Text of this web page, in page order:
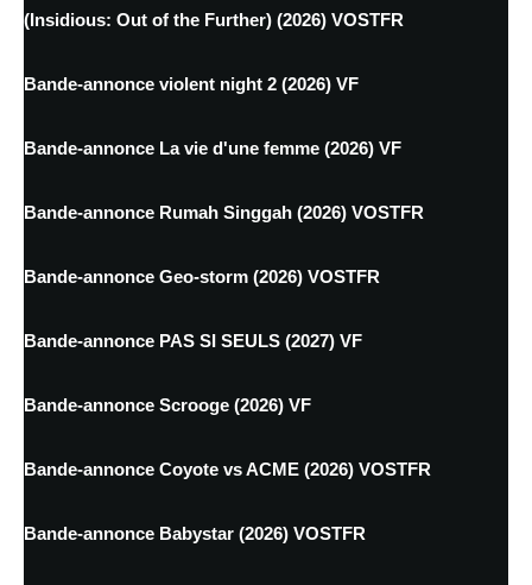
(Insidious: Out of the Further) (2026) VOSTFR
Bande-annonce violent night 2 (2026) VF
Bande-annonce La vie d'une femme (2026) VF
Bande-annonce Rumah Singgah (2026) VOSTFR
Bande-annonce Geo-storm (2026) VOSTFR
Bande-annonce PAS SI SEULS (2027) VF
Bande-annonce Scrooge (2026) VF
Bande-annonce Coyote vs ACME (2026) VOSTFR
Bande-annonce Babystar (2026) VOSTFR